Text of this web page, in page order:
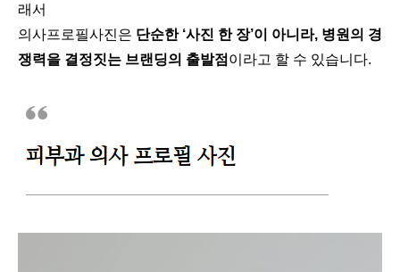
래서
의사프로필사진은 단순한 ‘사진 한 장’이 아니라, 병원의 경
쟁력을 결정짓는 브랜딩의 출발점 이라고 할 수 있습니다.